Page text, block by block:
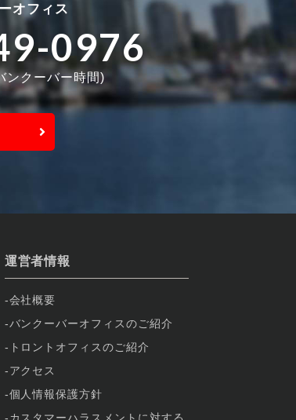
オフィス
0976
ンクーバー時間)
運営者情報
会社概要
バンクーバーオフィスのご紹介
トロントオフィスのご紹介
アクセス
個人情報保護方針